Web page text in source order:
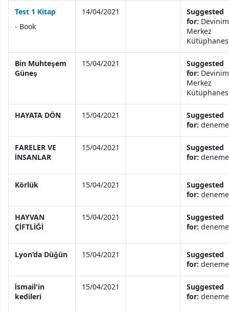
Test 1 Kitap
- Book
14/04/2021
Suggested
for: Devinim
Merkez
Bin Muhteşem
Güneş
15/04/2021
Suggested
for: Devinim
Merkez
HAYATA DÖN 15/04/2021
Suggested
for: deneme
FARELER VE
İNSANLAR
15/04/2021
Suggested
for: deneme
Körlük 15/04/2021
Suggested
for: deneme
HAYVAN
ÇİFTLİĞİ
15/04/2021
Suggested
for: deneme
Lyon’da Düğün 15/04/2021
Suggested
for: deneme
İsmail'in
kedileri
15/04/2021
Suggested
for: deneme